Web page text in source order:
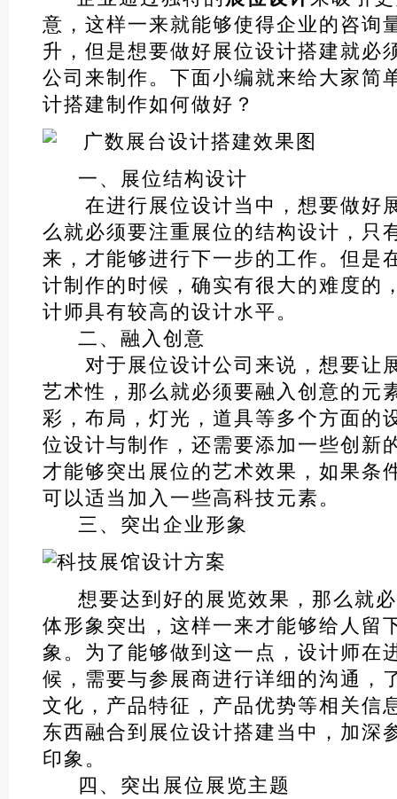
意，这样一来就能够使得企业的咨询
升，但是想要做好展位设计搭建就必
公司来制作。下面小编就来给大家简
计搭建制作如何做好？
一、展位结构设计
在进行展位设计当中，想要做好
么就必须要注重展位的结构设计，只
来，才能够进行下一步的工作。但是
计制作的时候，确实有很大的难度的
计师具有较高的设计水平。
二、融入创意
对于展位设计公司来说，想要让
艺术性，那么就必须要融入创意的元
彩，布局，灯光，道具等多个方面的
位设计与制作，还需要添加一些创新
才能够突出展位的艺术效果，如果条
可以适当加入一些高科技元素。
三、突出企业形象
想要达到好的展览效果，那么就必
体形象突出，这样一来才能够给人留
象。为了能够做到这一点，设计师在
候，需要与参展商进行详细的沟通，
文化，产品特征，产品优势等相关信
东西融合到展位设计搭建当中，加深
印象。
四、突出展位展览主题